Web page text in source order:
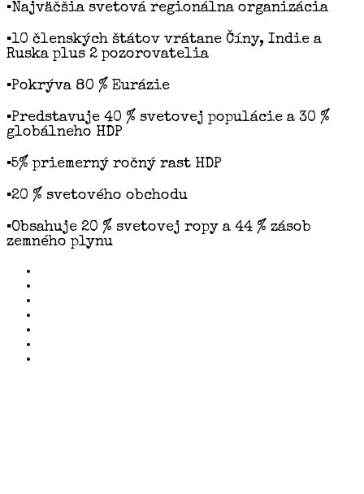
▪️Najväčšia svetová regionálna organizácia
▪️10 členských štátov vrátane Číny, Indie a
Ruska plus 2 pozorovatelia
▪️Pokrýva 80 % Eurázie
▪️Predstavuje 40 % svetovej populácie a 30 %
globálneho HDP
▪️5% priemerný ročný rast HDP
▪️20 % svetového obchodu
▪️Obsahuje 20 % svetovej ropy a 44 % zásob
zemného plynu